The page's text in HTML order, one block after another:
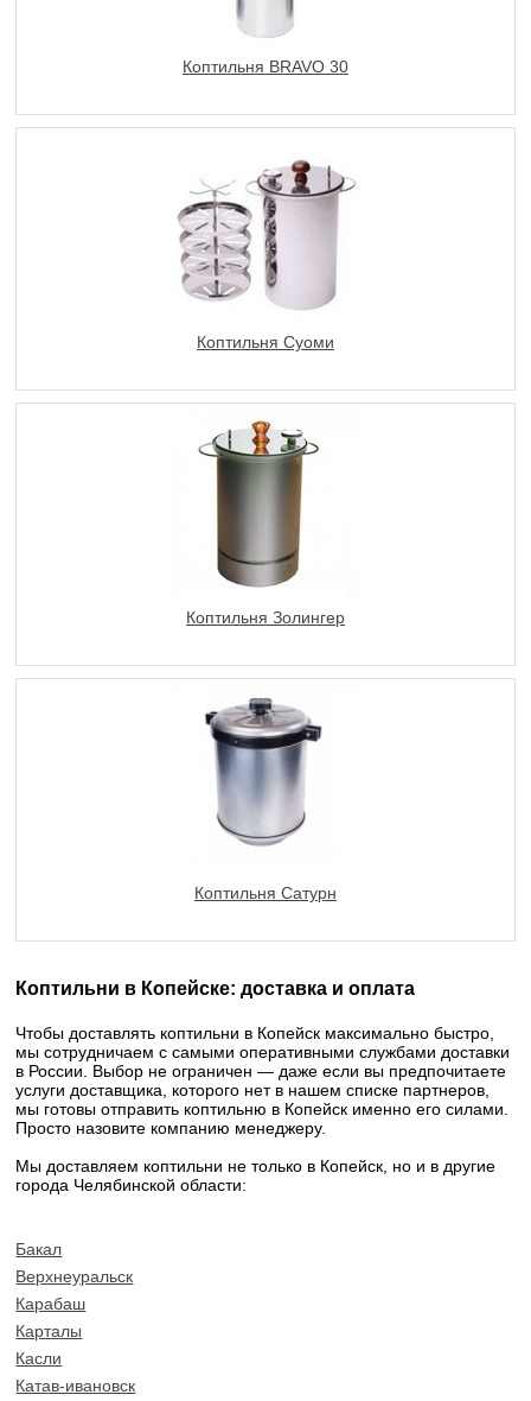
Коптильня BRAVO 30
Коптильня Суоми
Коптильня Золингер
Коптильня Сатурн
Коптильни в Копейске: доставка и оплата
Чтобы доставлять коптильни в Копейск максимально быстро,
мы сотрудничаем с самыми оперативными службами доставки
в России. Выбор не ограничен — даже если вы предпочитаете
услуги доставщика, которого нет в нашем списке партнеров,
мы готовы отправить коптильню в Копейск именно его силами.
Просто назовите компанию менеджеру.
Мы доставляем коптильни не только в Копейск, но и в другие
города Челябинской области:
Бакал
Верхнеуральск
Карабаш
Карталы
Касли
Катав-ивановск